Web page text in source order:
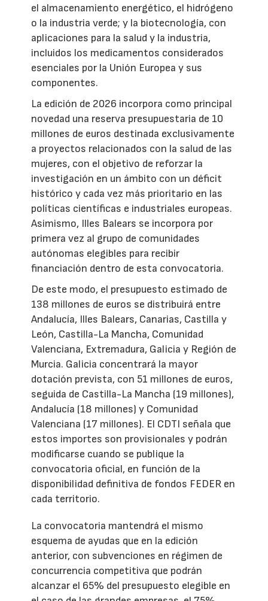
el almacenamiento energético, el hidrógeno
o la industria verde; y la biotecnología, con
aplicaciones para la salud y la industria,
incluidos los medicamentos considerados
esenciales por la Unión Europea y sus
componentes.
La edición de 2026 incorpora como principal
novedad una reserva presupuestaria de 10
millones de euros destinada exclusivamente
a proyectos relacionados con la salud de las
mujeres, con el objetivo de reforzar la
investigación en un ámbito con un déficit
histórico y cada vez más prioritario en las
políticas científicas e industriales europeas.
Asimismo, Illes Balears se incorpora por
primera vez al grupo de comunidades
autónomas elegibles para recibir
financiación dentro de esta convocatoria.
De este modo, el presupuesto estimado de
138 millones de euros se distribuirá entre
Andalucía, Illes Balears, Canarias, Castilla y
León, Castilla-La Mancha, Comunidad
Valenciana, Extremadura, Galicia y Región de
Murcia. Galicia concentrará la mayor
dotación prevista, con 51 millones de euros,
seguida de Castilla-La Mancha (19 millones),
Andalucía (18 millones) y Comunidad
Valenciana (17 millones). El CDTI señala que
estos importes son provisionales y podrán
modificarse cuando se publique la
convocatoria oficial, en función de la
disponibilidad definitiva de fondos FEDER en
cada territorio.
La convocatoria mantendrá el mismo
esquema de ayudas que en la edición
anterior, con subvenciones en régimen de
concurrencia competitiva que podrán
alcanzar el 65% del presupuesto elegible en